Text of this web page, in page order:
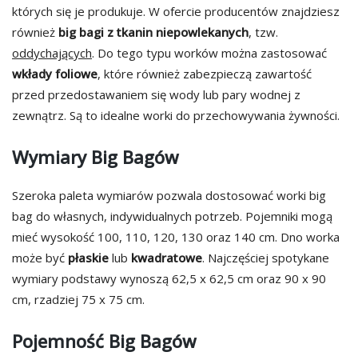
których się je produkuje. W ofercie producentów znajdziesz
również big bagi z tkanin niepowlekanych, tzw.
oddychających. Do tego typu worków można zastosować
wkłady foliowe, które również zabezpieczą zawartość
przed przedostawaniem się wody lub pary wodnej z
zewnątrz. Są to idealne worki do przechowywania żywności.
Wymiary Big Bagów
Szeroka paleta wymiarów pozwala dostosować worki big
bag do własnych, indywidualnych potrzeb. Pojemniki mogą
mieć wysokość 100, 110, 120, 130 oraz 140 cm. Dno worka
może być płaskie lub kwadratowe. Najczęściej spotykane
wymiary podstawy wynoszą 62,5 x 62,5 cm oraz 90 x 90
cm, rzadziej 75 x 75 cm.
Pojemność Big Bagów